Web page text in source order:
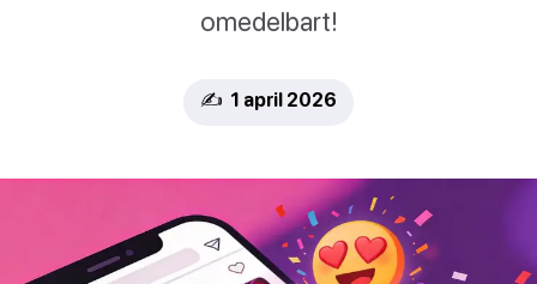
omedelbart!
✍️ 1 april 2026